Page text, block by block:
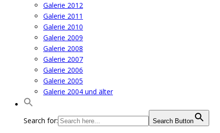
Galerie 2012
Galerie 2011
Galerie 2010
Galerie 2009
Galerie 2008
Galerie 2007
Galerie 2006
Galerie 2005
Galerie 2004 und älter
Search for: Search Button